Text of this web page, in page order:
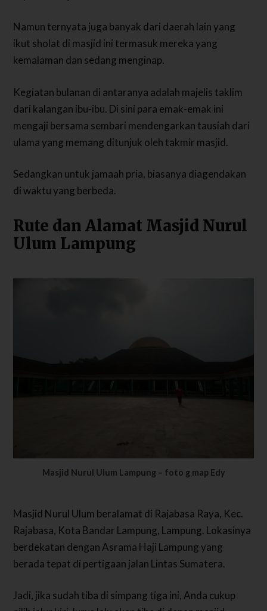
Namun ternyata juga banyak dari daerah lain yang
ikut sholat di masjid ini termasuk mereka yang
kemalaman dan sedang menginap.
Kegiatan bulanan di antaranya adalah majelis taklim
dari kalangan ibu-ibu. Di sini para emak-emak ini
mengaji bersama sembari mendengarkan tausiah dari
ulama yang memang ditunjuk oleh takmir masjid.
Sedangkan untuk jamaah pria, biasanya diagendakan
di waktu yang berbeda.
Rute dan Alamat Masjid Nurul
Ulum Lampung
Masjid Nurul Ulum Lampung – foto g map Edy
Masjid Nurul Ulum beralamat di Rajabasa Raya, Kec.
Rajabasa, Kota Bandar Lampung, Lampung. Lokasinya
berdekatan dengan Asrama Haji Lampung yang
berada tepat di pertigaan jalan Lintas Sumatera.
Jadi, jika sudah tiba di simpang tiga ini, Anda cukup